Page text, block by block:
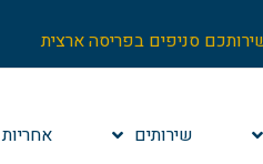
סניפים בפריסה ארצית
שירותים